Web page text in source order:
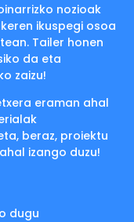
nozioak
ikuspegi osoa
Tailer honen
da eta
zaizu!
eraman ahal
beraz, proiektu
izango duzu!
dugu